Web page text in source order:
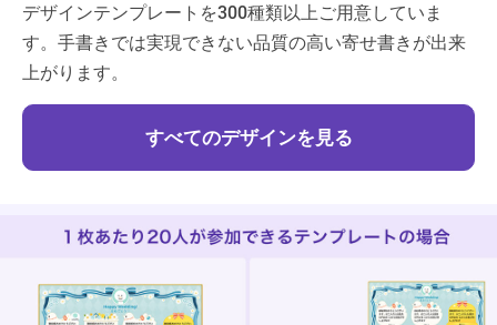
デザインテンプレートを300種類以上ご用意していま
す。手書きでは実現できない品質の高い寄せ書きが出来
上がります。
すべてのデザインを見る